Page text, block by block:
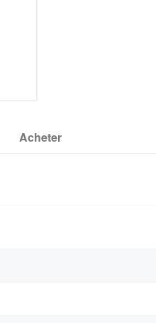
Acheter